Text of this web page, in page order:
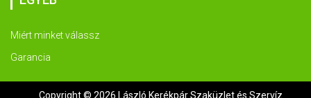
Miért minket válassz
Garancia
Copyright © 2026 László Kerékpár Szaküzlet és Szervíz